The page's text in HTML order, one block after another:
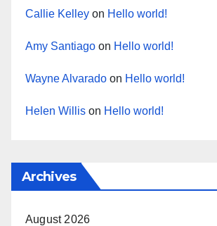
Callie Kelley on Hello world!
Amy Santiago on Hello world!
Wayne Alvarado on Hello world!
Helen Willis on Hello world!
Archives
August 2026